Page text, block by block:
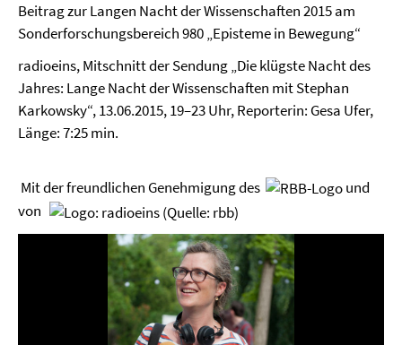
Beitrag zur Langen Nacht der Wissenschaften 2015 am
Sonderforschungsbereich 980 „Episteme in Bewegung“
radioeins, Mitschnitt der Sendung „Die klügste Nacht des
Jahres: Lange Nacht der Wissenschaften mit Stephan
Karkowsky“, 13.06.2015, 19–23 Uhr, Reporterin: Gesa Ufer,
Länge: 7:25 min.
Mit der freundlichen Genehmigung des
und
von